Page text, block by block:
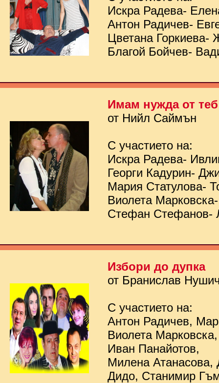
Искра Радева-
Антон Радичев-
Цветана Горкиева-
Благой Бойчев-
Имам нужда от теб
от Нийл Саймън
С участието на:
Искра Радева-
Георги Кадурин-
Мария Статулова-
Виолета
Стефан Стефанов-
Избори до дупка
от Бранислав
С участието на:
Антон Радичев,
Виолета
Иван Панайотов,
Милена Атанасова,
Дидо, Станимир